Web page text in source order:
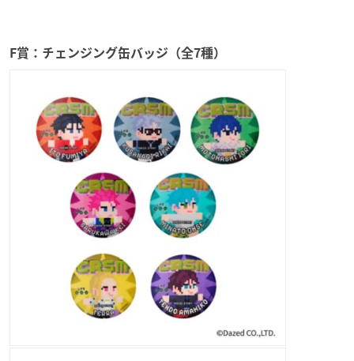
F賞：チェンジング缶バッジ（全7種）